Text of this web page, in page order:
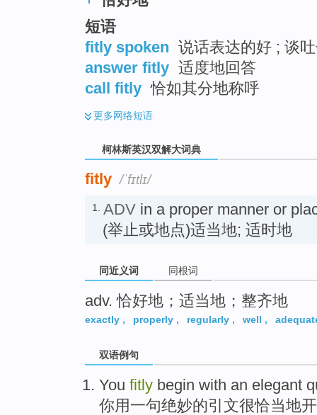
短语
fitly spoken 说话表达的好 ; 谈
answer fitly 适度地回答
call fitly 恰如其分地称呼
更多网络短语
柯林斯英汉双解大词典
fitly /ˈfɪtlɪ/
1. ADV in a proper manner or
(举止或地点)适当地; 适时地
同近义词 同根词
adv. 恰好地；适当地；整齐地
exactly , properly , regularly , well ,
双语例句
You fitly begin with an elegant
你用 一句绝妙的引文很恰当地